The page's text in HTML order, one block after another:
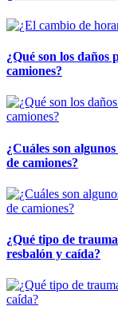
¿Qué son los daños
camiones?
¿Cuáles son
de camiones?
¿Qué tipo de
resbalón y caída?